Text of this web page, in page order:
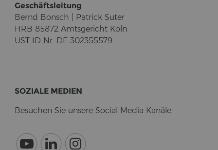
Ge­schäfts­lei­tung
Bernd Bonsch | Pa­trick Suter
HRB 85872 Amts­ge­richt Köln
UST ID Nr. DE 302355579
SO­ZIA­LE ME­DI­EN
Be­su­chen Sie un­se­re So­cial Media Ka­nä­le.